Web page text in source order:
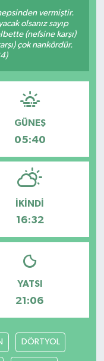
vermiştir.
olsanız sayıp
(nefsine karşı)
çok nankördür.
GÜNEŞ
05:40
İKINDI
16:32
YATSI
21:06
DÖRTYOL